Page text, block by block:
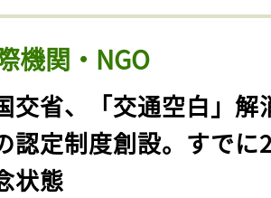
機関・NGO
交省、「交通空白」解
認定制度創設。すでに
状態